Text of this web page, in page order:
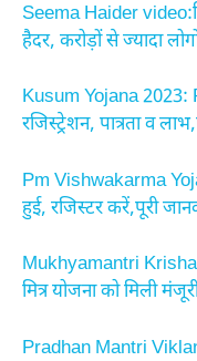
Seema Haider
हैदर, करोड़ों से ज्यादा
Kusum Yojana
रजिस्ट्रेशन, पात्रता व
Pm Vishwakarma
हुई, रजिस्टर करें,पूरी
Mukhyamantri
मित्र योजना को मिली
Pradhan Mantri